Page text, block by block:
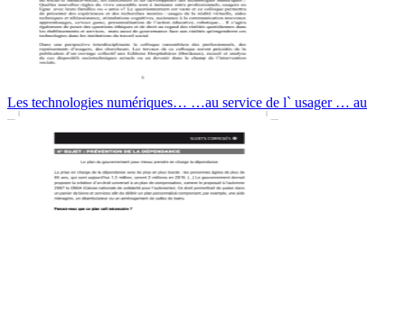
Les technologies numériques… …au service de l` usager … au